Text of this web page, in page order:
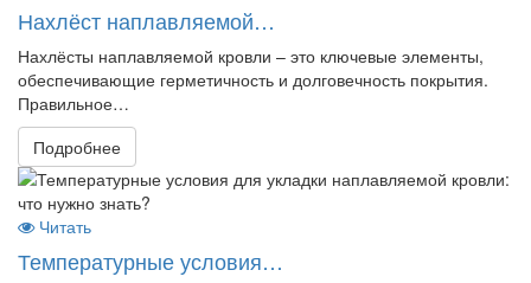
Нахлёст наплавляемой…
Нахлёсты наплавляемой кровли – это ключевые элементы,
обеспечивающие герметичность и долговечность покрытия.
Правильное…
Подробнее
Читать
Температурные условия…